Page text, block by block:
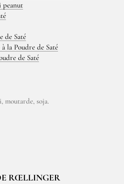
peanut
de Saté
la Poudre de Saté
de Saté
moutarde, soja.
RŒLLINGER